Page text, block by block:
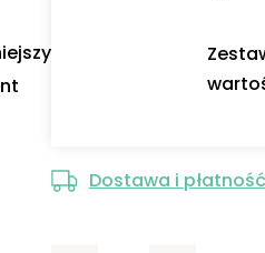
Dostawa i płatność